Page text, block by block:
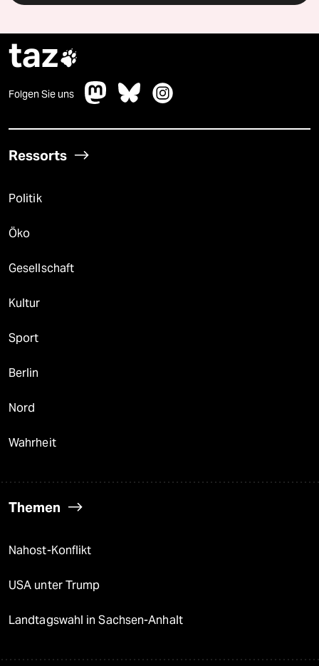
taz
Folgen Sie uns
Ressorts
Politik
Öko
Gesellschaft
Kultur
Sport
Berlin
Nord
Wahrheit
Themen
Nahost-Konflikt
USA unter Trump
Landtagswahl in Sachsen-Anhalt